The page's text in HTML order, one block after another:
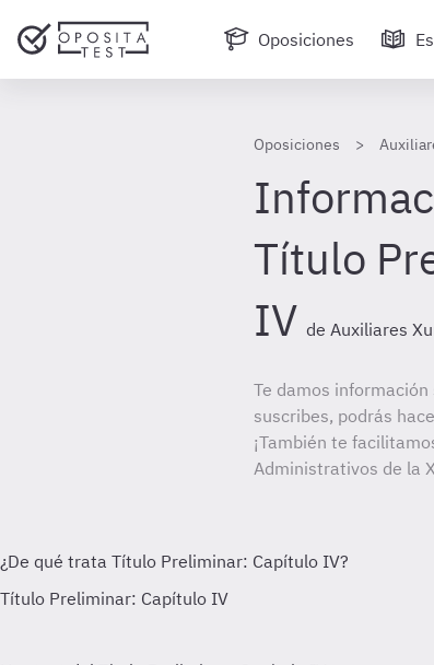
Oposiciones
Oposiciones
Título
IV de Auxiliares
Te damos
suscribes, podrás
¡También te
Administrativos de la